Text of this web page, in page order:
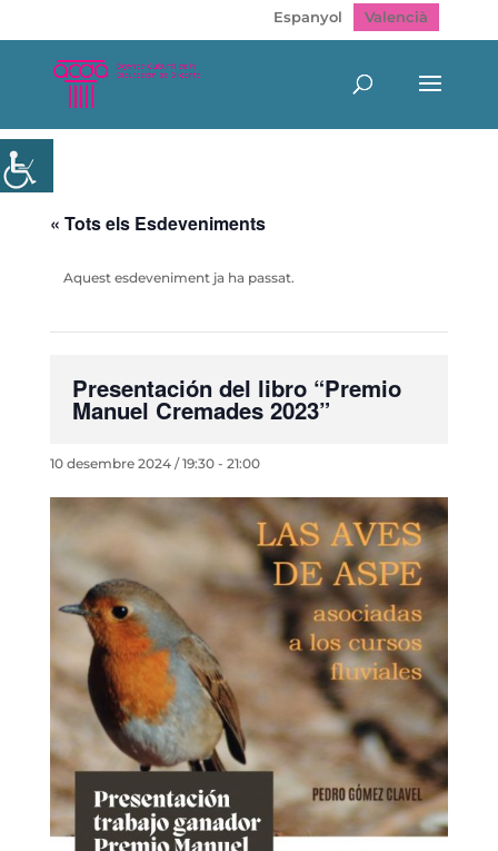
Espanyol Valencià
« Tots els Esdeveniments
Aquest esdeveniment ja ha passat.
Presentación del libro “Premio
Manuel Cremades 2023”
10 desembre 2024 / 19:30- 21:00